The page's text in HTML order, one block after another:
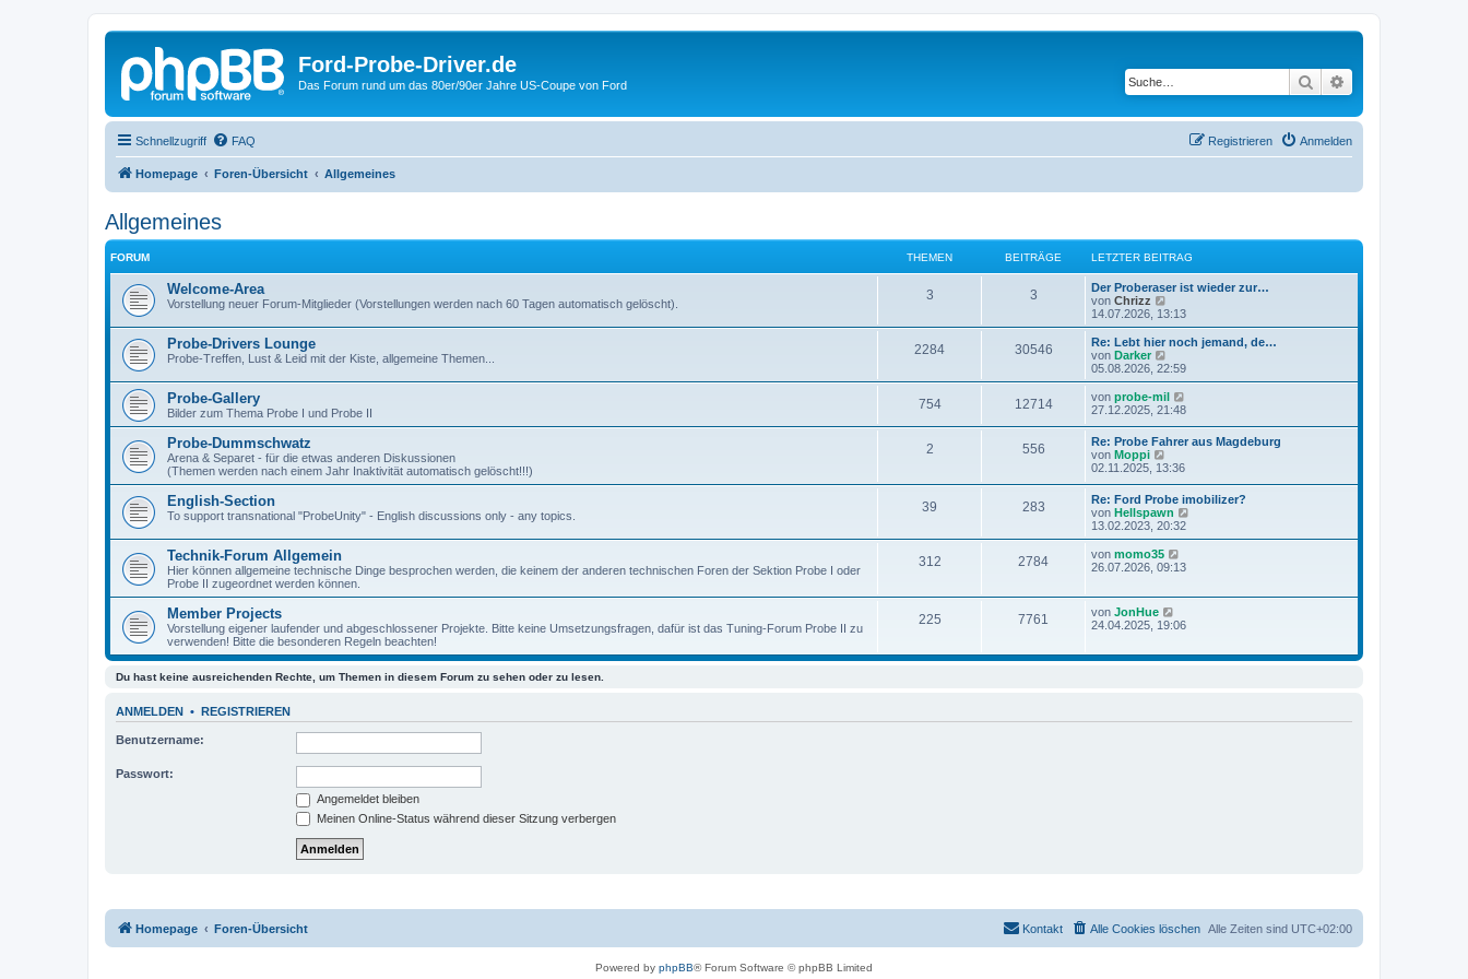
Ford-Probe-Driver.de
Das Forum rund um das 80er/90er Jahre US-Coupe von Ford Suche
Schnellzugriff FAQ Anmelden
Registrieren
Homepage Foren-Übersicht Allgemeines
Allgemeines
FORUM THEMEN BEITRÄGE LETZTER BEITRAG
Welcome-Area
Vorstellung neuer Forum-Mitglieder (Vorstellungen werden nach 60 Tagen automatisch gelöscht).
3 3
Der Proberaser ist wieder zur…
von Chrizz
e
u
e
t
r
B
e
i
t
a
g
14.07.2026, 13:13
Probe-Drivers Lounge
Probe-Treffen, Lust & Leid mit der Kiste, allgemeine Themen...
2284 30546
Re: Lebt hier noch jemand, de…
von Darker
e
u
e
s
e
r
e
i
t
r
a
g
05.08.2026, 22:59
Probe-Gallery
Bilder zum Thema Probe I und Probe II
754 12714 von probe-mil
e
s
r
B
e
i
t
a
27.12.2025, 21:48
Probe-Dummschwatz
Arena & Separet - für die etwas anderen Diskussionen
(Themen werden nach einem Jahr Inaktivität automatisch gelöscht!!!)
2 556
Re: Probe Fahrer aus Magdeburg
von Moppi
e
e
s
t
e
r
B
e
t
r
a
02.11.2025, 13:36
English-Section
To support transnational "ProbeUnity" - English discussions only - any topics.
39 283
Re: Ford Probe imobilizer?
von Hellspawn
u
t
13.02.2023, 20:32
Technik-Forum Allgemein
Hier können allgemeine technische Dinge besprochen werden, die keinem der anderen technischen Foren der Sektion Probe I oder
Probe II zugeordnet werden können.
312 2784 von momo35
e
t
e
B
a
26.07.2026, 09:13
Member Projects
Vorstellung eigener laufender und abgeschlossener Projekte. Bitte keine Umsetzungsfragen, dafür ist das Tuning-Forum Probe II zu
verwenden! Bitte die besonderen Regeln beachten!
225 7761 von JonHue
e
s
24.04.2025, 19:06
Du hast keine ausreichenden Rechte, um Themen in diesem Forum zu sehen oder zu lesen.
ANMELDEN • REGISTRIEREN
Benutzername:
Passwort:
Angemeldet bleiben
Meinen Online-Status während dieser Sitzung verbergen
Homepage Foren-Übersicht Alle Zeiten sind UTC+02:00
Alle Cookies löschen
Kontakt
Powered by phpBB® Forum Software © phpBB Limited